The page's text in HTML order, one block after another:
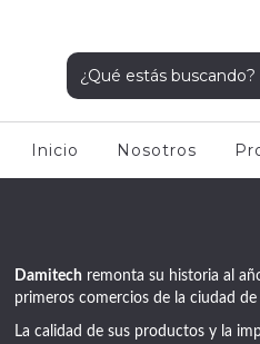
Inicio Nosotros
Damitech remonta su historia al
primeros comercios de la ciudad
La calidad de sus productos y la